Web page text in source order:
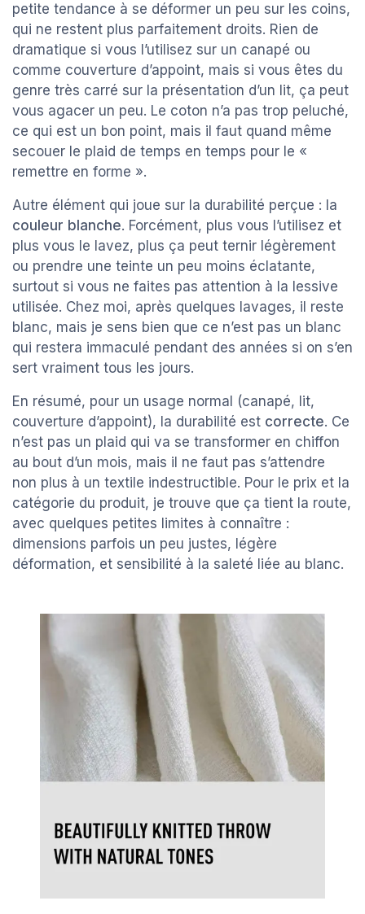
petite tendance à se déformer un peu sur les coins,
qui ne restent plus parfaitement droits. Rien de
dramatique si vous l’utilisez sur un canapé ou
comme couverture d’appoint, mais si vous êtes du
genre très carré sur la présentation d’un lit, ça peut
vous agacer un peu. Le coton n’a pas trop peluché,
ce qui est un bon point, mais il faut quand même
secouer le plaid de temps en temps pour le «
remettre en forme ».
Autre élément qui joue sur la durabilité perçue : la
couleur blanche. Forcément, plus vous l’utilisez et
plus vous le lavez, plus ça peut ternir légèrement
ou prendre une teinte un peu moins éclatante,
surtout si vous ne faites pas attention à la lessive
utilisée. Chez moi, après quelques lavages, il reste
blanc, mais je sens bien que ce n’est pas un blanc
qui restera immaculé pendant des années si on s’en
sert vraiment tous les jours.
En résumé, pour un usage normal (canapé, lit,
couverture d’appoint), la durabilité est correcte. Ce
n’est pas un plaid qui va se transformer en chiffon
au bout d’un mois, mais il ne faut pas s’attendre
non plus à un textile indestructible. Pour le prix et la
catégorie du produit, je trouve que ça tient la route,
avec quelques petites limites à connaître :
dimensions parfois un peu justes, légère
déformation, et sensibilité à la saleté liée au blanc.